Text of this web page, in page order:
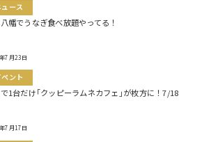
ュース
幡でうなぎ食べ放題やってる！
7月23日
ベント
1台だけ｢クッピーラムネカフェ｣が枚方に！7/18
7月17日